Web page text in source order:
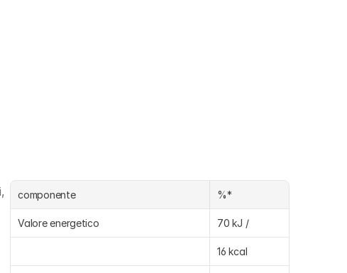
componente %*
Valore energetico 70 kJ /
16 kcal